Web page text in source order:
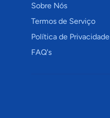
Sobre Nós
Termos de Serviço
Política de Privacidade
FAQ's